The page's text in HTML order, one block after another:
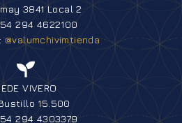
3841 Local 2
294 4622100
@valumchivimtienda
VIVERO
15.500
294 4303379